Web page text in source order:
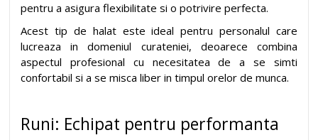
pentru a asigura flexibilitate si o potrivire perfecta.
Acest tip de halat este ideal pentru personalul care
lucreaza in domeniul curateniei, deoarece combina
aspectul profesional cu necesitatea de a se simti
confortabil si a se misca liber in timpul orelor de munca.
Runi: Echipat pentru performanta